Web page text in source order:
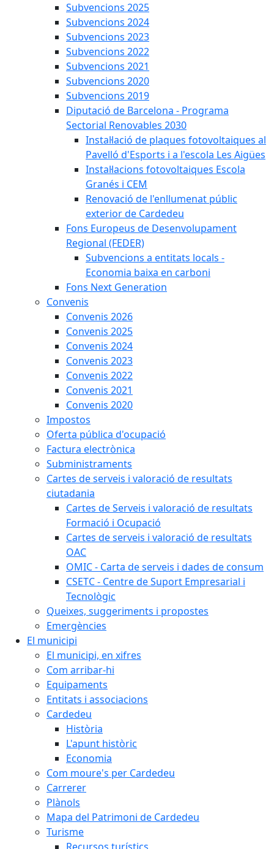
Subvencions 2025
Subvencions 2024
Subvencions 2023
Subvencions 2022
Subvencions 2021
Subvencions 2020
Subvencions 2019
Diputació de Barcelona - Programa
Sectorial Renovables 2030
Instal·lació de plaques fotovoltaiques al
Pavelló d'Esports i a l'escola Les Aigües
Instal·lacions fotovoltaiques Escola
Granés i CEM
Renovació de l'enllumenat públic
exterior de Cardedeu
Fons Europeus de Desenvolupament
Regional (FEDER)
Subvencions a entitats locals -
Economia baixa en carboni
Fons Next Generation
Convenis
Convenis 2026
Convenis 2025
Convenis 2024
Convenis 2023
Convenis 2022
Convenis 2021
Convenis 2020
Impostos
Oferta pública d'ocupació
Factura electrònica
Subministraments
Cartes de serveis i valoració de resultats
ciutadania
Cartes de Serveis i valoració de resultats
Formació i Ocupació
Cartes de serveis i valoració de resultats
OAC
OMIC - Carta de serveis i dades de consum
CSETC - Centre de Suport Empresarial i
Tecnològic
Queixes, suggeriments i propostes
Emergències
El municipi
El municipi, en xifres
Com arribar-hi
Equipaments
Entitats i associacions
Cardedeu
Història
L'apunt històric
Economia
Com moure's per Cardedeu
Carrerer
Plànols
Mapa del Patrimoni de Cardedeu
Turisme